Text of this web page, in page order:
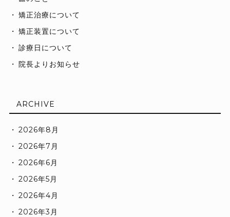
矯正治療について
矯正装置について
診療日について
院長よりお知らせ
ARCHIVE
2026年8月
2026年7月
2026年6月
2026年5月
2026年4月
2026年3月